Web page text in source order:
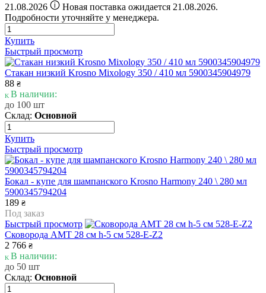
21.08.2026
i
Новая поставка ожидается 21.08.2026.
Подробности уточняйте у менеджера.
Купить
Быстрый просмотр
Стакан низкий Krosno Mixology 350 / 410 мл 5900345904979
88 ₴
В наличии:
до 100 шт
Склад: Основной
Купить
Быстрый просмотр
Бокал - купе для шампанского Krosno Harmony 240 \ 280 мл
5900345794204
189 ₴
Под заказ
Быстрый просмотр
Сковорода AMT 28 см h-5 см 528-E-Z2
2 766 ₴
В наличии:
до 50 шт
Склад: Основной